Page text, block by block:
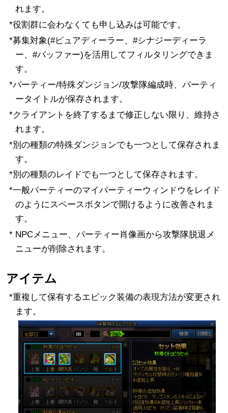
れます。
*役割群に会わなくても申し込みは可能です。
*募集対象(#ピュアディーラー、#シナジーディーラ
ー、#バッファー)を活用してフィルタリングできま
す。
*パーティー/特殊ダンジョン/攻撃隊編成時、パーティ
ータイトルが保存されます。
*クライアントを終了するまで修正しない限り、維持さ
れます。
*別の種類の特殊ダンジョンでも一つとして保存されま
す。
*別の種類のレイドでも一つとして保存されます。
*一般パーティーのマイパーティーウィンドウをレイド
のようにスペースボタンで開けるように改善されま
す。
* NPCメニュー、パーティー肖像画から攻撃隊脱退メ
ニューが削除されます。
アイテム
*重複して保有するエピック装備の表現方法が変更され
ます。